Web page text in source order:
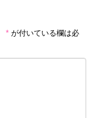
* が付いている欄は必